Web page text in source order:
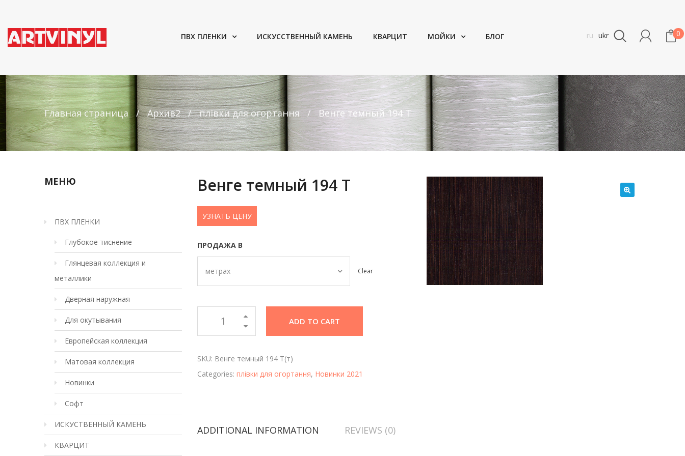
ПВХ ПЛЕНКИ ИСКУССТВЕННЫЙ КАМЕНЬ КВАРЦИТ МОЙКИ БЛОГ 0
ru ukr
Главная страница Архив2 плівки для огортання Венге темный 194 Т
Венге темный 194 Т
УЗНАТЬ ЦЕНУ
ПРОДАЖА В
метрах Clear
ADD TO CART
SKU: Венге темный 194 Т(т)
Categories: плівки для огортання, Новинки 2021
ADDITIONAL INFORMATION REVIEWS (0)
МЕНЮ
ПВХ ПЛЕНКИ
Глубокое тиснение
Глянцевая коллекция и
металлики
Дверная наружная
Для окутывания
Европейская коллекция
Матовая коллекция
Новинки
Софт
ИСКУСТВЕННЫЙ КАМЕНЬ
КВАРЦИТ